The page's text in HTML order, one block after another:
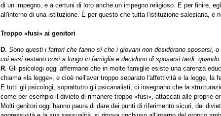
di un impegno, e a certuni di loro anche un impegno religioso. E per finire,
all'interno di una istituzione. È per questo che tutta l'istituzione salesiana, e
Troppo «fusi» ai genitori
D. Sono questi i fattori che fanno sì che i giovani non desiderano sposarsi,
cui essi restano così a lungo in famiglia e decidono di sposarsi tardi, quando
R. Gli psicologi oggi affermano che in molte famiglie esiste una carenza
chiama «la legge», e cioè nell'aver troppo separato l'affettività e la legge, la
E tutti gli psicologi, soprattutto gli psicanalisti, ci insegnano che la
come per esempio il divieto di rimanere troppo «fusi», attaccati alle proprie
Molti genitori oggi hanno paura di dare dei punti di riferimento sicuri, dei